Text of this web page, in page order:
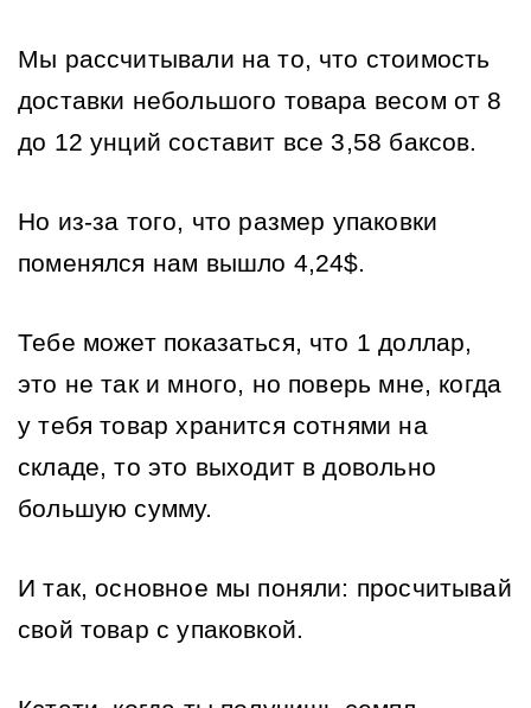
Мы рассчитывали на то, что стоимость
доставки небольшого товара весом от 8
до 12 унций составит все 3,58 баксов.
Но из-за того, что размер упаковки
поменялся нам вышло 4,24$.
Тебе может показаться, что 1 доллар,
это не так и много, но поверь мне, когда
у тебя товар хранится сотнями на
складе, то это выходит в довольно
большую сумму.
И так, основное мы поняли: просчитывай
свой товар с упаковкой.